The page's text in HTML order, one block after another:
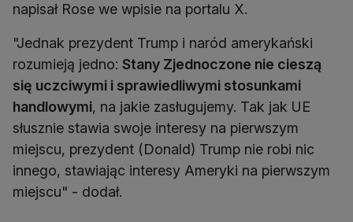
napisał Rose we wpisie na portalu X.
"Jednak prezydent Trump i naród amerykański
rozumieją jedno: Stany Zjednoczone nie cieszą
się uczciwymi i sprawiedliwymi stosunkami
handlowymi, na jakie zasługujemy. Tak jak UE
słusznie stawia swoje interesy na pierwszym
miejscu, prezydent (Donald) Trump nie robi nic
innego, stawiając interesy Ameryki na pierwszym
miejscu" - dodał.